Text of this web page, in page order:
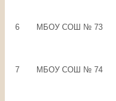
6 МБОУ СОШ № 73
7 МБОУ СОШ № 74